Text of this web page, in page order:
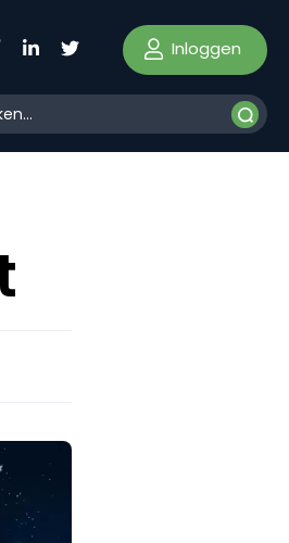
Inloggen